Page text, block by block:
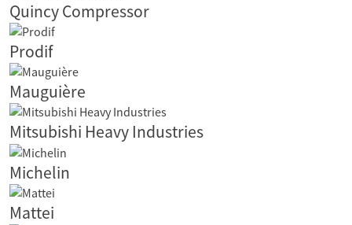
Quincy Compressor
Prodif
Mauguière
Mitsubishi Heavy Industries
Michelin
Mattei